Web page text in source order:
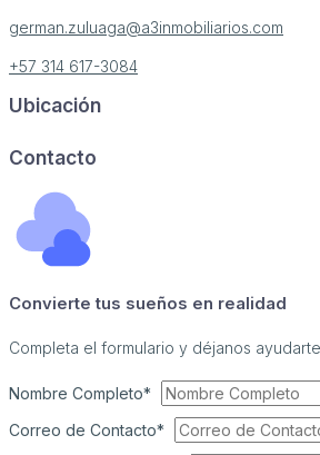
german.zuluaga@a3inmobiliarios.com
+57 314 617-3084
Ubicación
Contacto
Convierte tus sueños en realidad
Completa el formulario y déjanos ayudarte
Nombre Completo*
Correo de Contacto*